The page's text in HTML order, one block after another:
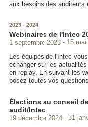
aux besoins des auditeurs
2023 - 2024
Webinaires de l'Intec
1 septembre 2023
15 mai
Les équipes de l'Intec
échanger sur les
en replay. En suivant les
posez toutes vos
Élections au conseil
audit/Intec
19 décembre 2024
31